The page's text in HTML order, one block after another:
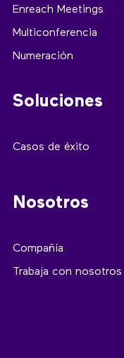
Enreach Meetings
Multiconferencia
Numeración
Soluciones
Casos de éxito
Nosotros
Compañía
Trabaja con nosotros